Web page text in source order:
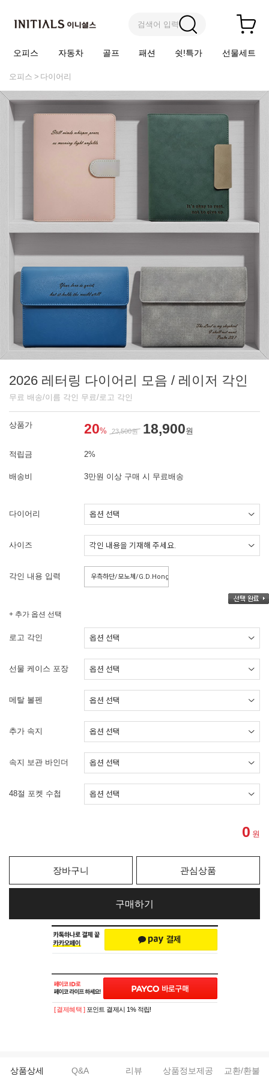
검색어 입력
오피스 자동차 골프 패션 쉿!특가 선물세트
오피스 다이어리
2026 레터링 다이어리 모음 / 레이저 각인
무료 배송/이름 각인 무료/로고 각인
상품가 20% 23,500원 18,900원
적립금 2%
배송비 3만원 이상 구매 시 무료배송
다이어리
사이즈
각인 내용 입력
+ 추가 옵션 선택
로고 각인
선물 케이스 포장
메탈 볼펜
추가 속지
속지 보관 바인더
48절 포켓 수첩
0 원
장바구니 관심상품
구매하기
[ 결제혜택 ] 포인트 결제시 1% 적립!
상품상세 Q&A 리뷰 상품정보제공 교환/환불